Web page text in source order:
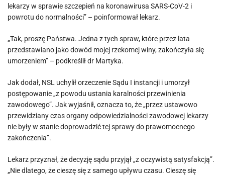
lekarzy w sprawie szczepień na koronawirusa SARS-CoV-2 i
powrotu do normalności” – poinformował lekarz.
„Tak, proszę Państwa. Jedna z tych spraw, które przez lata
przedstawiano jako dowód mojej rzekomej winy, zakończyła się
umorzeniem” – podkreślił dr Martyka.
Jak dodał, NSL uchylił orzeczenie Sądu I instancji i umorzył
postępowanie „z powodu ustania karalności przewinienia
zawodowego”. Jak wyjaśnił, oznacza to, że „przez ustawowo
przewidziany czas organy odpowiedzialności zawodowej lekarzy
nie były w stanie doprowadzić tej sprawy do prawomocnego
zakończenia”.
Lekarz przyznał, że decyzję sądu przyjął „z oczywistą satysfakcją”.
„Nie dlatego, że cieszę się z samego upływu czasu. Cieszę się